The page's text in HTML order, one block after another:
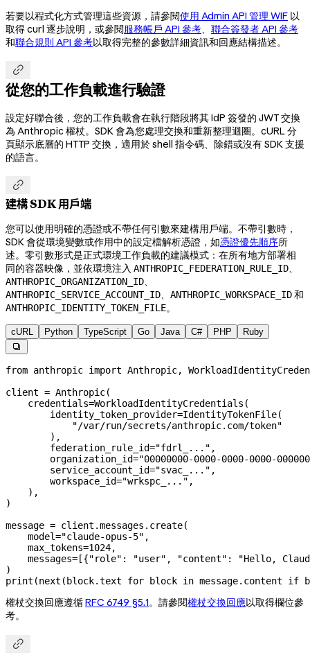
若要以程式化方式管理這些資源，請參閱使用 Admin API 管理 WIF 以
取得 curl 逐步說明，或參閱服務帳戶 API 參考、 聯合簽發者 API 參考
和聯合規則 API 參考以取得完整的參數詳細資訊和回應結構描述。

從您的工作負載進行驗證
設定好聯合後，您的工作負載會在執行階段將其 IdP 簽發的 JWT 交換
為 Anthropic 權杖。SDK 會為您處理交換和重新整理迴圈。cURL 分
頁顯示底層的 HTTP 交換，適用於 shell 指令碼、除錯或沒有 SDK 支援
的語言。

建構 SDK 用戶端
您可以使用明確的憑證或不帶任何引數來建構用戶端。不帶引數時，
SDK 會從環境變數或作用中的設定檔解析憑證，如憑證優先順序所
述。零引數形式是正式環境工作負載的建議模式：在所有地方部署相
同的容器映像，並依環境注入 ANTHROPIC_FEDERATION_RULE_ID、
ANTHROPIC_ORGANIZATION_ID、
ANTHROPIC_SERVICE_ACCOUNT_ID、 ANTHROPIC_WORKSPACE_ID和
ANTHROPIC_IDENTITY_TOKEN_FILE。
cURL Python TypeScript Go Java C# PHP Ruby

from anthropic import Anthropic,
client = Anthropic(
    credentials
=WorkloadIdentityCredentials(
        identity_token_provider
=IdentityTokenFile(
            "/var/run/secrets/anthropic.com/token"
        ),
        federation_rule_id
="fdrl_..." ,
        organization_id
="00000000-0000-0000-0000-
        service_account_id
="svac_..." ,
        workspace_id
="wrkspc_..." ,
    ),
)
message = client.messages.create(
    model
="claude-opus-5" ,
    max_tokens
=1024,
    messages
= [{"role" : "user" , "content" :
"Hello,
)
print (next (block.text for block in message.content if
權杖交換回應遵循RFC 6749 §5.1。請參閱權杖交換回應以取得欄位參
考。
